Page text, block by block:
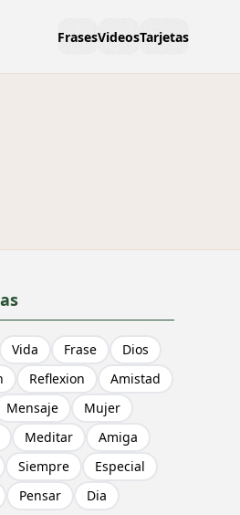
FrasesVideosTarjetas
Vida Frase
Dios
Reflexion
Amistad
Mensaje
Mujer
Meditar
Amiga
Siempre
Especial
Pensar
Dia